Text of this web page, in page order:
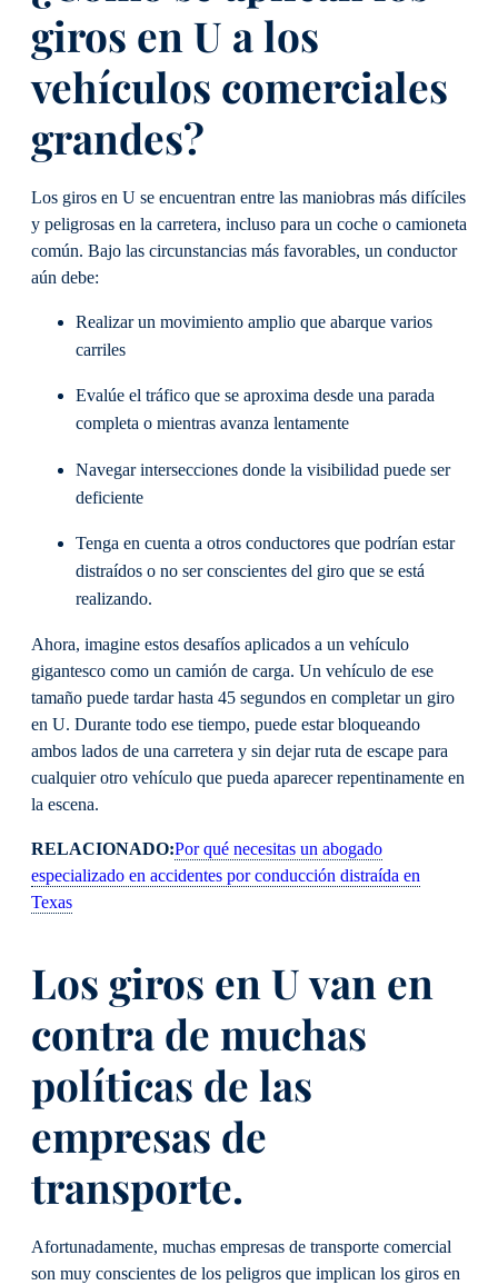
giros en U a los
vehículos comerciales
grandes?
Los giros en U se encuentran entre las maniobras más difíciles
y peligrosas en la carretera, incluso para un coche o camioneta
común. Bajo las circunstancias más favorables, un conductor
aún debe:
Realizar un movimiento amplio que abarque varios
carriles
Evalúe el tráfico que se aproxima desde una parada
completa o mientras avanza lentamente
Navegar intersecciones donde la visibilidad puede ser
deficiente
Tenga en cuenta a otros conductores que podrían estar
distraídos o no ser conscientes del giro que se está
realizando.
Ahora, imagine estos desafíos aplicados a un vehículo
gigantesco como un camión de carga. Un vehículo de ese
tamaño puede tardar hasta 45 segundos en completar un giro
en U. Durante todo ese tiempo, puede estar bloqueando
ambos lados de una carretera y sin dejar ruta de escape para
cualquier otro vehículo que pueda aparecer repentinamente en
la escena.
RELACIONADO:Por qué necesitas un abogado
especializado en accidentes por conducción distraída en
Texas
Los giros en U van en
contra de muchas
políticas de las
empresas de
transporte.
Afortunadamente, muchas empresas de transporte comercial
son muy conscientes de los peligros que implican los giros en